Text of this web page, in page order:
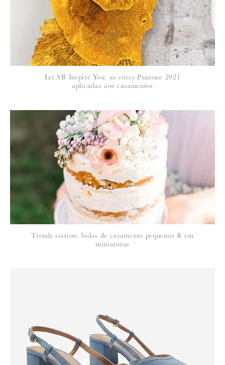
Para saber como tratamos e protegemos os seus dados, leia a nossa
política de privacidade
10 de Novembro de 2013
CHAPÉU DE PAPEL
menos é mais
Let SB Inspire You: as cores Pantone 2021
aplicadas aos casamentos
Trends station: bolos de casamento pequenos & em
miniaturas